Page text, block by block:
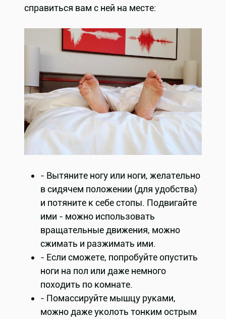
справиться вам с ней на месте:
- Вытяните ногу или ноги, желательно
в сидячем положении (для удобства)
и потяните к себе стопы. Подвигайте
ими - можно использовать
вращательные движения, можно
сжимать и разжимать ими.
- Если сможете, попробуйте опустить
ноги на пол или даже немного
походить по комнате.
- Помассируйте мышцу руками,
можно даже уколоть тонким острым